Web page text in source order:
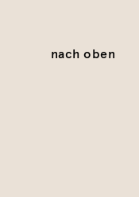
nach oben